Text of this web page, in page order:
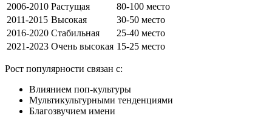
2006-2010 Растущая
80-100 место
2011-2015 Высокая
30-50 место
2016-2020 Стабильная
25-40 место
2021-2023 Очень высокая 15-25 место
Рост популярности связан с:
Влиянием поп-культуры
Мультикультурными тенденциями
Благозвучием имени